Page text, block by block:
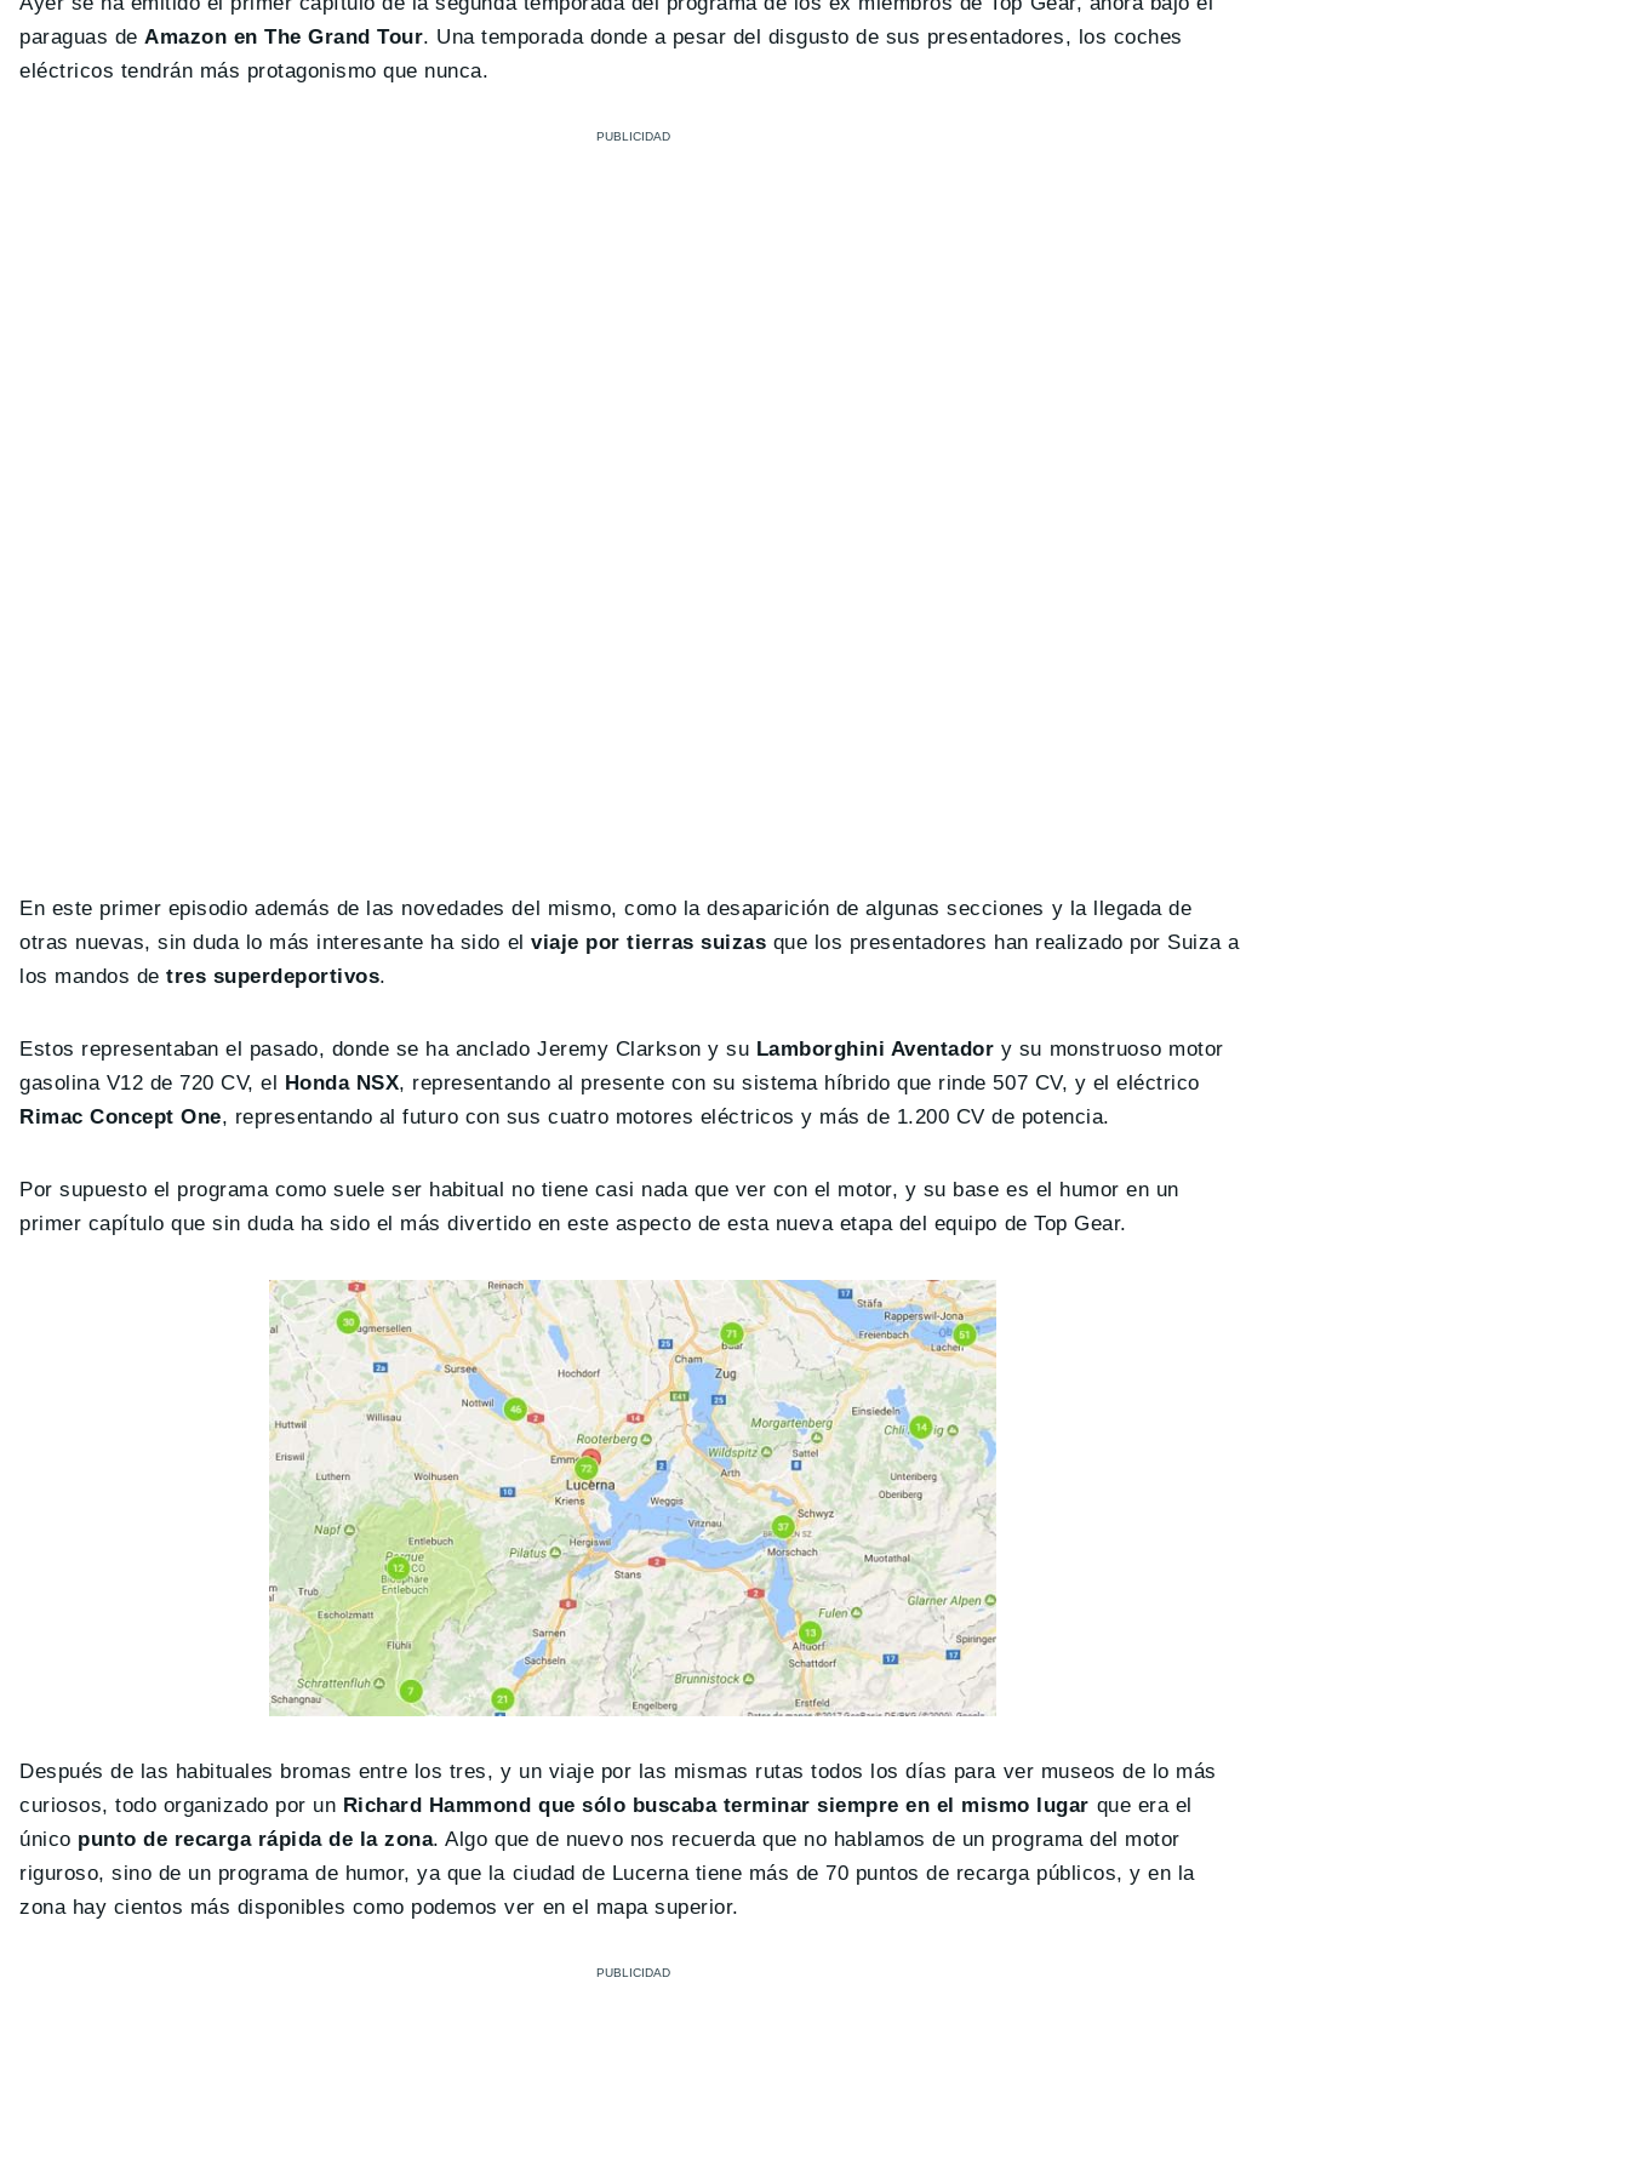
paraguas de Amazon en The Grand Tour. Una temporada donde a pesar del disgusto de sus presentadores, los coches
eléctricos tendrán más protagonismo que nunca.
En este primer episodio además de las novedades del mismo, como la desaparición de algunas secciones y la llegada de
otras nuevas, sin duda lo más interesante ha sido elviaje por tierras suizas que los presentadores han realizado por Suiza a
los mandos de tres superdeportivos.
Estos representaban el pasado, donde se ha anclado Jeremy Clarkson y su Lamborghini Aventador y su monstruoso motor
gasolina V12 de 720 CV, el Honda NSX, representando al presente con su sistema híbrido que rinde 507 CV, y el eléctrico
Rimac Concept One, representando al futuro con sus cuatro motores eléctricos y más de 1.200 CV de potencia.
Por supuesto el programa como suele ser habitual no tiene casi nada que ver con el motor, y su base es el humor en un
primer capítulo que sin duda ha sido el más divertido en este aspecto de esta nueva etapa del equipo de Top Gear.
Después de las habituales bromas entre los tres, y un viaje por las mismas rutas todos los días para ver museos de lo más
curiosos, todo organizado por un Richard Hammond que sólo buscaba terminar siempre en el mismo lugar que era el
único punto de recarga rápida de la zona. Algo que de nuevo nos recuerda que no hablamos de un programa del motor
riguroso, sino de un programa de humor, ya que la ciudad de Lucerna tiene más de 70 puntos de recarga públicos, y en la
zona hay cientos más disponibles como podemos ver en el mapa superior.